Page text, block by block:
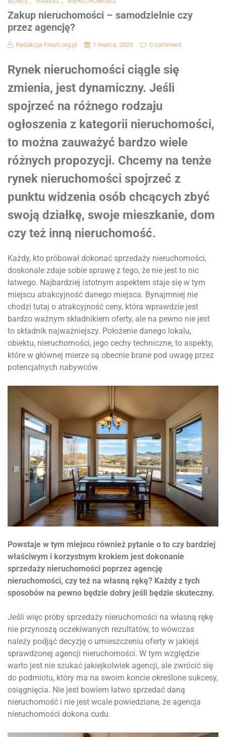
Zakup nieruchomości – samodzielnie czy
przez agencję?
Redakcja Fresh.org.pl 1 marca, 2020 0 comment
Rynek nieruchomości ciągle się
zmienia, jest dynamiczny. Jeśli
spojrzeć na różnego rodzaju
ogłoszenia z kategorii nieruchomości,
to można zauważyć bardzo wiele
różnych propozycji. Chcemy na tenże
rynek nieruchomości spojrzeć z
punktu widzenia osób chcących zbyć
swoją działkę, swoje mieszkanie, dom
czy też inną nieruchomość.
Każdy, kto próbował dokonać sprzedaży nieruchomości,
doskonale zdaje sobie sprawę z tego, że nie jest to nic
łatwego. Najbardziej istotnym aspektem staje się w tym
miejscu atrakcyjność danego miejsca. Bynajmniej nie
chodzi tutaj o atrakcyjność ceny, która wprawdzie jest
bardzo ważnym składnikiem oferty, ale na pewno nie jest
to składnik najważniejszy. Położenie danego lokalu,
obiektu, nieruchomości, jego cechy techniczne, to aspekty,
które w głównej mierze są obecnie brane pod uwagę przez
potencjalnych nabywców.
Powstaje w tym miejscu również pytanie o to czy bardziej
właściwym i korzystnym krokiem jest dokonanie
sprzedaży nieruchomości poprzez agencję
nieruchomości, czy też na własną rękę? Każdy z tych
sposobów na pewno będzie dobry jeśli będzie skuteczny.
Jeśli więc próby sprzedaży nieruchomości na własną rękę
nie przynoszą oczekiwanych rezultatów, to wówczas
należy podjąć decyzję o umieszczeniu oferty w jakiejś
sprawdzonej agencji nieruchomości. W tym względzie
warto jest nie szukać jakiejkolwiek agencji, ale zwrócić się
do podmiotu, który ma na swoim koncie określone sukcesy,
osiągnięcia. Nie jest bowiem łatwo sprzedać daną
nieruchomość i nie jest wcale powiedziane, że agencja
nieruchomości dokona cudu.